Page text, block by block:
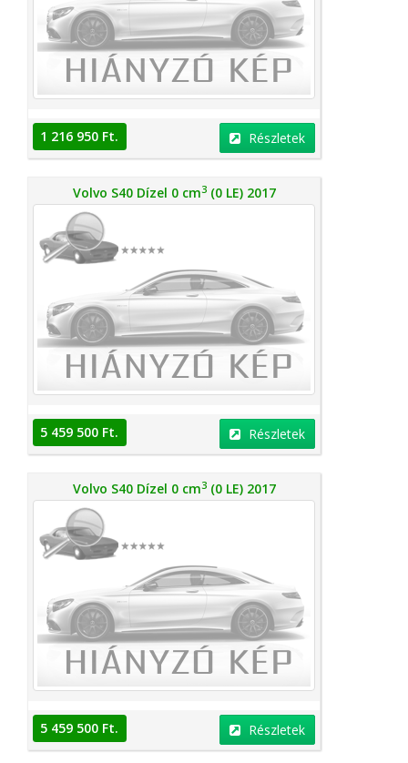
1 216 950 Ft. Részletek
Volvo S40 Dízel 0 cm3(0 LE) 2017
5 459 500 Ft. Részletek
Volvo S40 Dízel 0 cm3(0 LE) 2017
5 459 500 Ft. Részletek